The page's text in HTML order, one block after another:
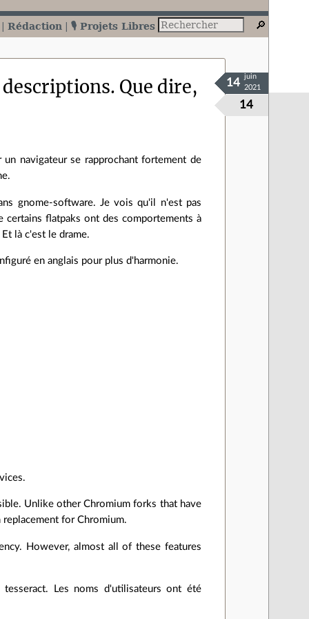
Rédaction 🎙️ Projets Libres
Que dire,
14
14
juin
2021
navigateur se rapprochant fortement de
gnome-software. Je vois qu'il n'est pas
certains flatpaks ont des comportements à
là c'est le drame.
en anglais pour plus d'harmonie.
Unlike other Chromium forks that have
for Chromium.
However, almost all of these features
Les noms d'utilisateurs ont été